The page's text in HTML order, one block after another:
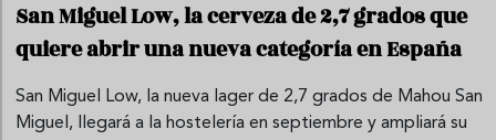
San Miguel Low, la cerveza de 2,7 grados que
quiere abrir una nueva categoría en España
San Miguel Low, la nueva lager de 2,7 grados de Mahou San
Miguel, llegará a la hostelería en septiembre y ampliará su